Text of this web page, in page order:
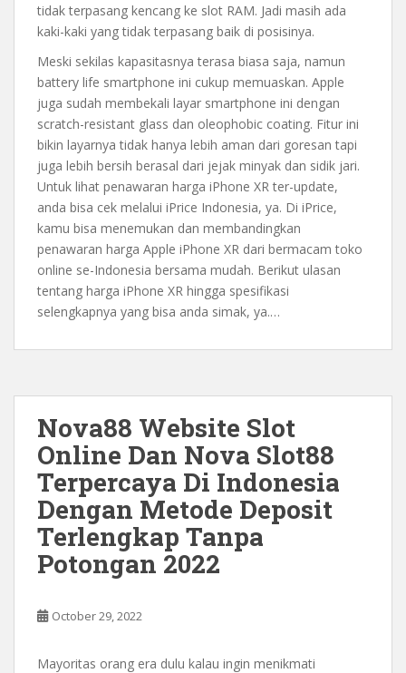
tidak terpasang kencang ke slot RAM. Jadi masih ada
kaki-kaki yang tidak terpasang baik di posisinya.
Meski sekilas kapasitasnya terasa biasa saja, namun
battery life smartphone ini cukup memuaskan. Apple
juga sudah membekali layar smartphone ini dengan
scratch-resistant glass dan oleophobic coating. Fitur ini
bikin layarnya tidak hanya lebih aman dari goresan tapi
juga lebih bersih berasal dari jejak minyak dan sidik jari.
Untuk lihat penawaran harga iPhone XR ter-update,
anda bisa cek melalui iPrice Indonesia, ya. Di iPrice,
kamu bisa menemukan dan membandingkan
penawaran harga Apple iPhone XR dari bermacam toko
online se-Indonesia bersama mudah. Berikut ulasan
tentang harga iPhone XR hingga spesifikasi
selengkapnya yang bisa anda simak, ya.…
Nova88 Website Slot
Online Dan Nova Slot88
Terpercaya Di Indonesia
Dengan Metode Deposit
Terlengkap Tanpa
Potongan 2022
October 29, 2022
Mayoritas orang era dulu kalau ingin menikmati